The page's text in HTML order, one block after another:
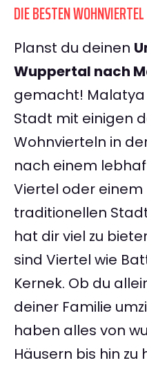
DIE BESTEN
Planst du deinen
Wuppertal nach
gemacht!
Stadt mit einigen
Wohnvierteln in
nach einem
Viertel oder einem
traditionellen
hat dir viel zu
sind Viertel wie
Kernek. Ob du
deiner Familie
haben alles von
Häusern bis hin